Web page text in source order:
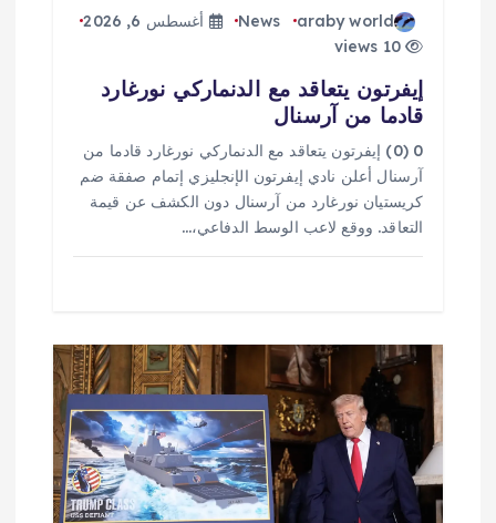
araby world
News
أغسطس 6, 2026
10 views
إيفرتون يتعاقد مع الدنماركي نورغارد
قادما من آرسنال
0 (0) إيفرتون يتعاقد مع الدنماركي نورغارد قادما من
آرسنال أعلن نادي إيفرتون الإنجليزي إتمام صفقة ضم
كريستيان نورغارد من آرسنال دون الكشف عن قيمة
التعاقد. ووقع لاعب الوسط الدفاعي،…